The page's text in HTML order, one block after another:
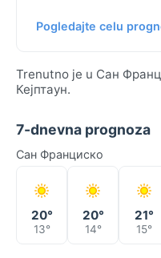
Pogledajte celu
Trenutno je u Сан
Кејптаун.
7-dnevna prognoza
Сан Франциско
20°
13°
20°
14°
21°
15°